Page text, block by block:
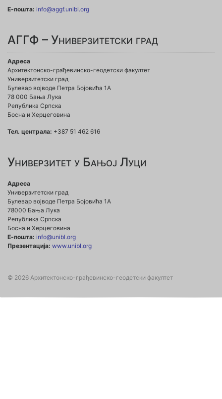
Е-пошта: info@aggf.unibl.org
АГГФ – Универзитетски град
Адреса
Архитектонско-грађевинско-геодетски факултет
Универзитетски град
Булевар војводе Петра Бојовића 1A
78 000 Бања Лука
Република Српска
Босна и Херцеговина
Тел. централа: +387 51 462 616
Универзитет у Бањој Луци
Адреса
Универзитетски град
Булевар војводе Петра Бојовића 1А
78000 Бања Лука
Република Српска
Босна и Херцеговина
Е-пошта: info@unibl.org
Презентација: www.unibl.org
© 2026 Архитектонско-грађевинско-геодетски факултет